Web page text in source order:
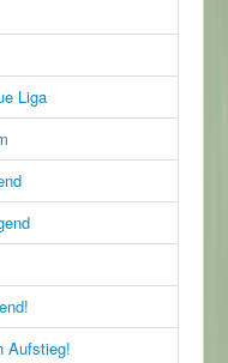
Liga
Aufstieg!